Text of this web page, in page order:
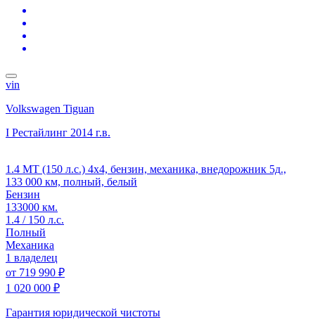
vin
Volkswagen Tiguan
I Рестайлинг 2014 г.в.
1.4 MT (150 л.с.) 4x4, бензин, механика, внедорожник 5д.,
133 000 км, полный, белый
Бензин
133000 км.
1.4 / 150 л.с.
Полный
Механика
1 владелец
от 719 990 ₽
1 020 000 ₽
Гарантия юридической чистоты